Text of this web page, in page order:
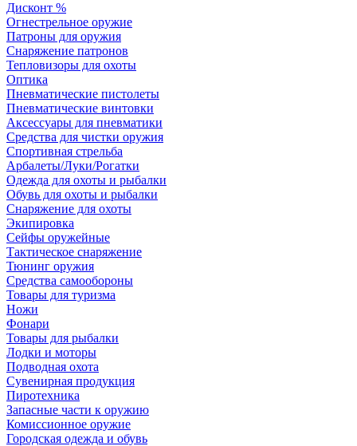
Дисконт %
Огнестрельное оружие
Патроны для оружия
Снаряжение патронов
Тепловизоры для охоты
Оптика
Пневматические пистолеты
Пневматические винтовки
Аксессуары для пневматики
Средства для чистки оружия
Спортивная стрельба
Арбалеты/Луки/Рогатки
Одежда для охоты и рыбалки
Обувь для охоты и рыбалки
Снаряжение для охоты
Экипировка
Сейфы оружейные
Тактическое снаряжение
Тюнинг оружия
Средства самообороны
Товары для туризма
Ножи
Фонари
Товары для рыбалки
Лодки и моторы
Подводная охота
Сувенирная продукция
Пиротехника
Запасные части к оружию
Комиссионное оружие
Городская одежда и обувь